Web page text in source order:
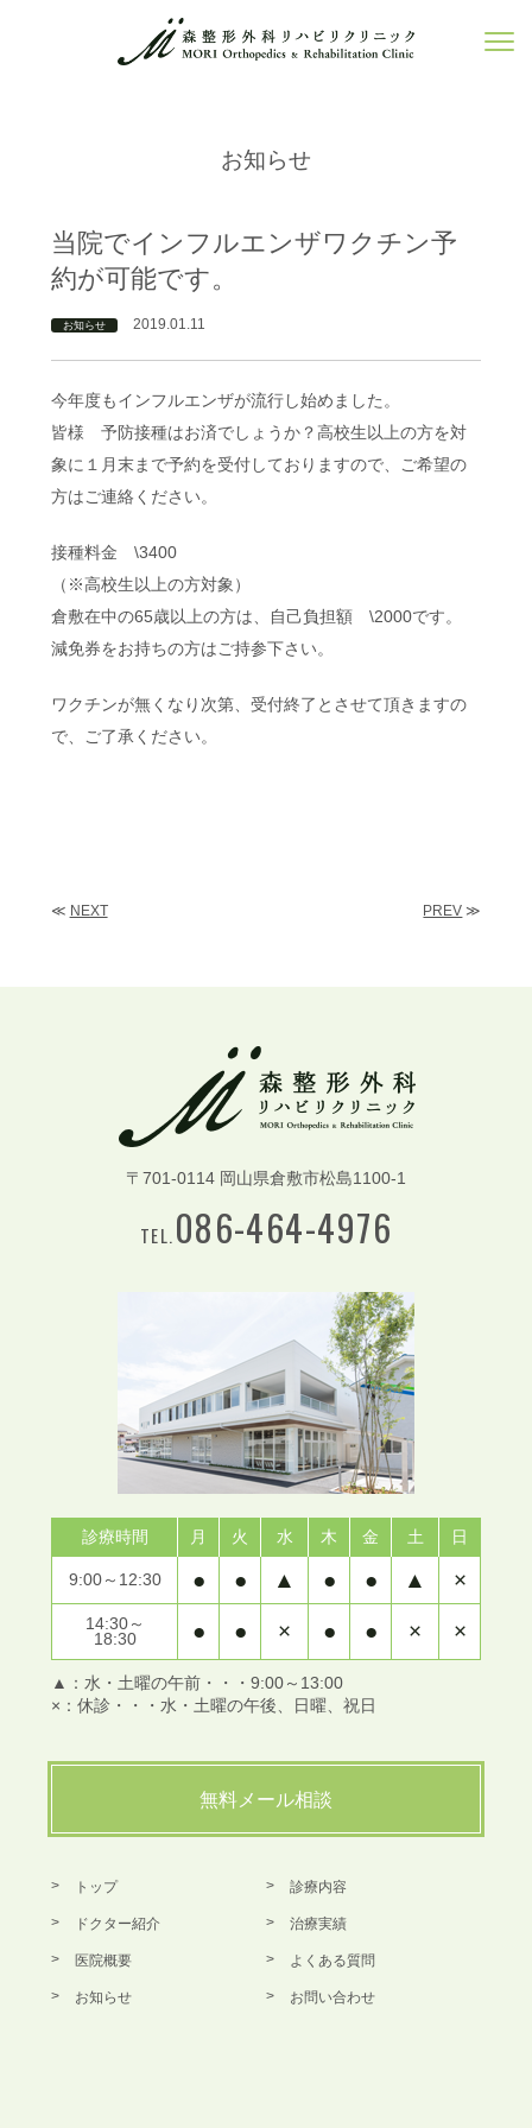
お知らせ
当院でインフルエンザワクチン予
約が可能です。
お知らせ 2019.01.11
今年度もインフルエンザが流行し始めました。
皆様 予防接種はお済でしょうか？高校生以上の方を対
象に１月末まで予約を受付しておりますので、ご希望の
方はご連絡ください。
接種料金 \3400
（※高校生以上の方対象）
倉敷在中の65歳以上の方は、自己負担額 \2000です。
減免券をお持ちの方はご持参下さい。
ワクチンが無くなり次第、受付終了とさせて頂きますの
で、ご了承ください。
≪ NEXT PREV ≫
〒701-0114 岡山県倉敷市松島1100-1
TEL. 086-464-4976
診療時間 月 火 水 木 金 土 日
9:00～12:30 ● ● ▲ ● ● ▲ ×
14:30～
18:30
● ● × ● ● × ×
▲：水・土曜の午前・・・9:00～13:00
×：休診・・・水・土曜の午後、日曜、祝日
無料メール相談
トップ 診療内容
ドクター紹介 治療実績
医院概要 よくある質問
お知らせ お問い合わせ